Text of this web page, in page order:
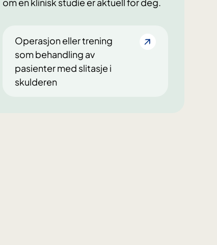
om en klinisk studie er aktuell for deg.
Operasjon eller trening
som behandling av
pasienter med slitasje i
skulderen